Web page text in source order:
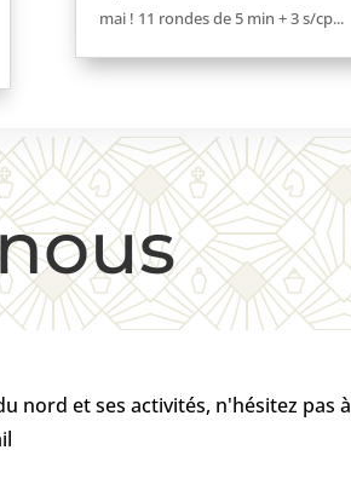
mai ! 11 rondes de 5 min + 3 s/cp...
nord et ses activités, n'hésitez pas à